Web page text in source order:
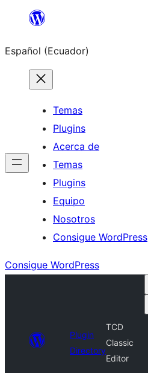
Saltar
contenido
Español (Ecuador)
Temas
Plugins
Acerca de
Temas
Plugins
Equipo
Nosotros
Consigue WordPress
Consigue WordPress
Plugin
Directory
TCD
Classic
Editor